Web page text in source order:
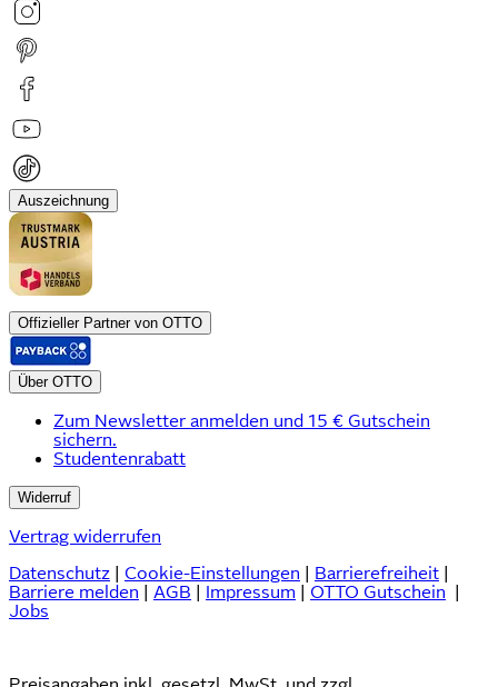
Auszeichnung
Offizieller Partner von OTTO
Über OTTO
Zum Newsletter anmelden und 15 € Gutschein
sichern.
Studentenrabatt
Widerruf
Vertrag widerrufen
Datenschutz
Cookie-Einstellungen Barrierefreiheit
Barriere melden
AGB Impressum OTTO Gutschein
Jobs